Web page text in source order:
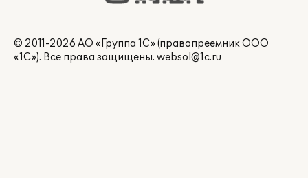
© 2011-2026 АО «Группа 1С» (правопреемник ООО
«1С»). Все права защищены. websol@1c.ru